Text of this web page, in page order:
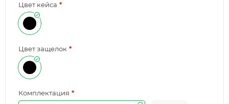
Цвет кейса
Цвет защелок
Комплектация